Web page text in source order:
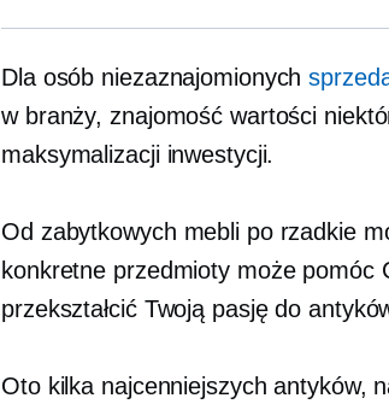
Dla osób niezaznajomionych
w branży, znajomość wartości
maksymalizacji inwestycji.
Od zabytkowych mebli po rzadkie
konkretne przedmioty może pomóc
przekształcić Twoją pasję do
Oto kilka najcenniejszych antyków,